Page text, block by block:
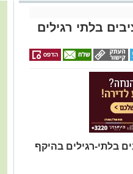
בלתי-רגילים בהיקף